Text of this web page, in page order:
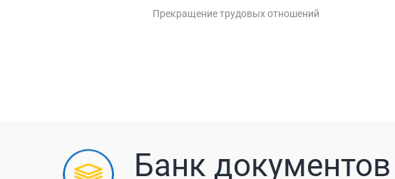
Прекращение трудовых отношений
Банк документов